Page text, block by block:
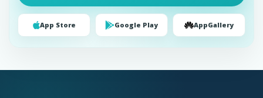
App Store Google Play AppGallery